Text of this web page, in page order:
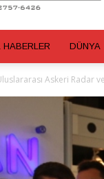
HABERLER DÜNYA
Askeri Radar